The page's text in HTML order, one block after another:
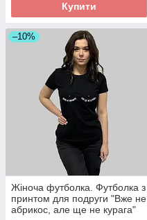
Купити
–10%
Жіноча футболка. Футболка з
принтом для подруги "Вже не
абрикос, але ще не курага"